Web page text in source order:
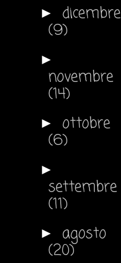
► dicembre
(9)
►
novembre
(14)
► ottobre
(6)
►
settembre
(11)
► agosto
(20)